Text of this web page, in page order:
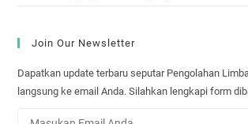
Join Our Newsletter
Dapatkan update terbaru seputar Pengolahan
langsung ke email Anda. Silahkan lengkapi form